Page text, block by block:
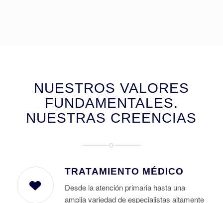
NUESTROS VALORES
FUNDAMENTALES.
NUESTRAS CREENCIAS
TRATAMIENTO MÉDICO
Desde la atención primaria hasta una
amplia variedad de especialistas altamente